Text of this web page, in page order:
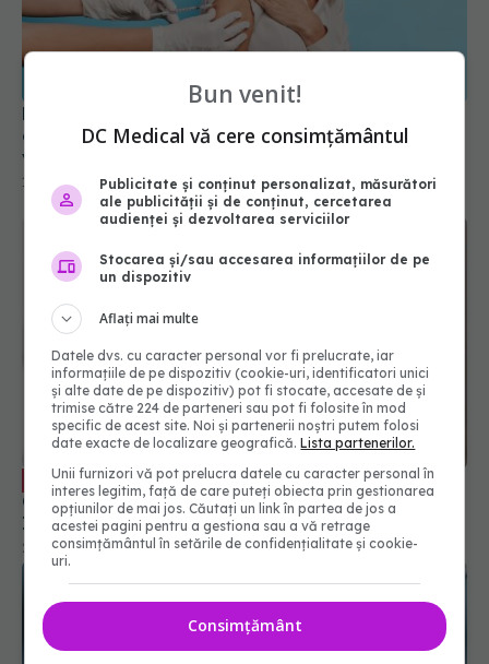
De ce noul vaccin antigripal cu ARNm este mai
eficient? Poate recunoaște mai multe tulpini de
virus
EXCLUSIV Tehnologia din spatele vaccinului anti-
COVID, refolosită de urgență pentru Ebola. Dr.
Ion Ștefan: Există antivirale care au funcționat
Bun venit!
DC Medical vă cere consimțământul
Publicitate și conținut personalizat, măsurători
ale publicității și de conținut, cercetarea
audienței și dezvoltarea serviciilor
Stocarea și/sau accesarea informațiilor de pe
un dispozitiv
Aflați mai multe
Datele dvs. cu caracter personal vor fi prelucrate, iar
informațiile de pe dispozitiv (cookie-uri, identificatori unici
și alte date de pe dispozitiv) pot fi stocate, accesate de și
trimise către 224 de parteneri sau pot fi folosite în mod
specific de acest site. Noi și partenerii noștri putem folosi
date exacte de localizare geografică.Lista partenerilor.
Unii furnizori vă pot prelucra datele cu caracter personal în
interes legitim, față de care puteți obiecta prin gestionarea
opțiunilor de mai jos. Căutați un link în partea de jos a
acestei pagini pentru a gestiona sau a vă retrage
consimțământul în setările de confidențialitate și cookie-
uri.
Consimțământ